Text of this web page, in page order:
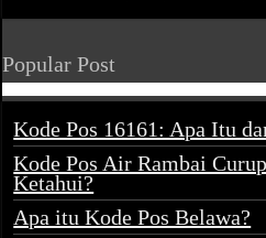
Popular Post
Kode Pos 16161: Apa Itu
Kode Pos Air Rambai
Ketahui?
Apa itu Kode Pos Belawa?